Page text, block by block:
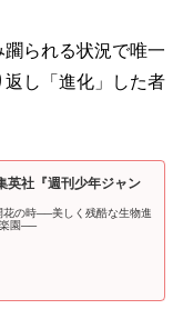
躙られる状況で唯一
し「進化」した者
英社『週刊少年ジャン
花の時──美しく残酷な生物進
園──